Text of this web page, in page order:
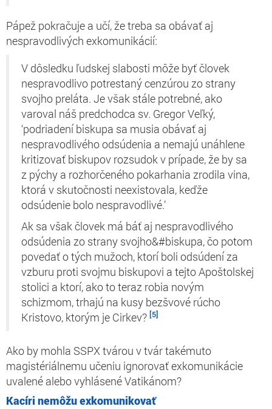
Pápež pokračuje a učí, že treba sa obávať aj
nespravodlivých exkomunikácií:
V dôsledku ľudskej slabosti môže byť človek
nespravodlivo potrestaný cenzúrou zo strany
svojho preláta. Je však stále potrebné, ako
varoval náš predchodca sv. Gregor Veľký,
‘podriadení biskupa sa musia obávať aj
nespravodlivého odsúdenia a nemajú unáhlene
kritizovať biskupov rozsudok v prípade, že by sa
z pýchy a rozhorčeného pokarhania zrodila vina,
ktorá v skutočnosti neexistovala, keďže
odsúdenie bolo nespravodlivé.’
Ak sa však človek má báť aj nespravodlivého
odsúdenia zo strany svojho&#biskupa, čo potom
povedať o tých mužoch, ktorí boli odsúdení za
vzburu proti svojmu biskupovi a tejto Apoštolskej
stolici a ktorí, ako to teraz robia novým
schizmom, trhajú na kusy bezšvové rúcho
Kristovo, ktorým je Cirkev? [5]
Ako by mohla SSPX tvárou v tvár takémuto
magistériálnemu učeniu ignorovať exkomunikácie
uvalené alebo vyhlásené Vatikánom?
Kacíri nemôžu exkomunikovať